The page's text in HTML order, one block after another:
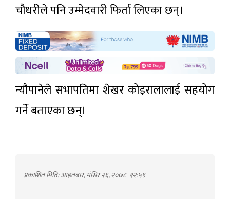
चौधरीले पनि उम्मेदवारी फिर्ता लिएका छन्।
न्यौपानेले सभापतिमा शेखर कोइरालालाई सहयोग
गर्ने बताएका छन्।
प्रकाशित मिति: आइतबार, मंसिर २६, २०७८ १२:५९